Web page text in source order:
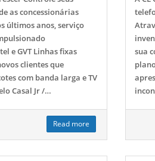
as concessionárias
últimos anos, serviço
e GVT Linhas fixas
clientes que
com banda larga e TV
Casal Jr /…
Read more
sua